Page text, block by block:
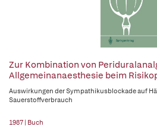
Zur Kombination von
Allgemeinanaesthesie beim
Auswirkungen der Sympathikusblockade auf
Sauerstoffverbrauch
1987 | Buch